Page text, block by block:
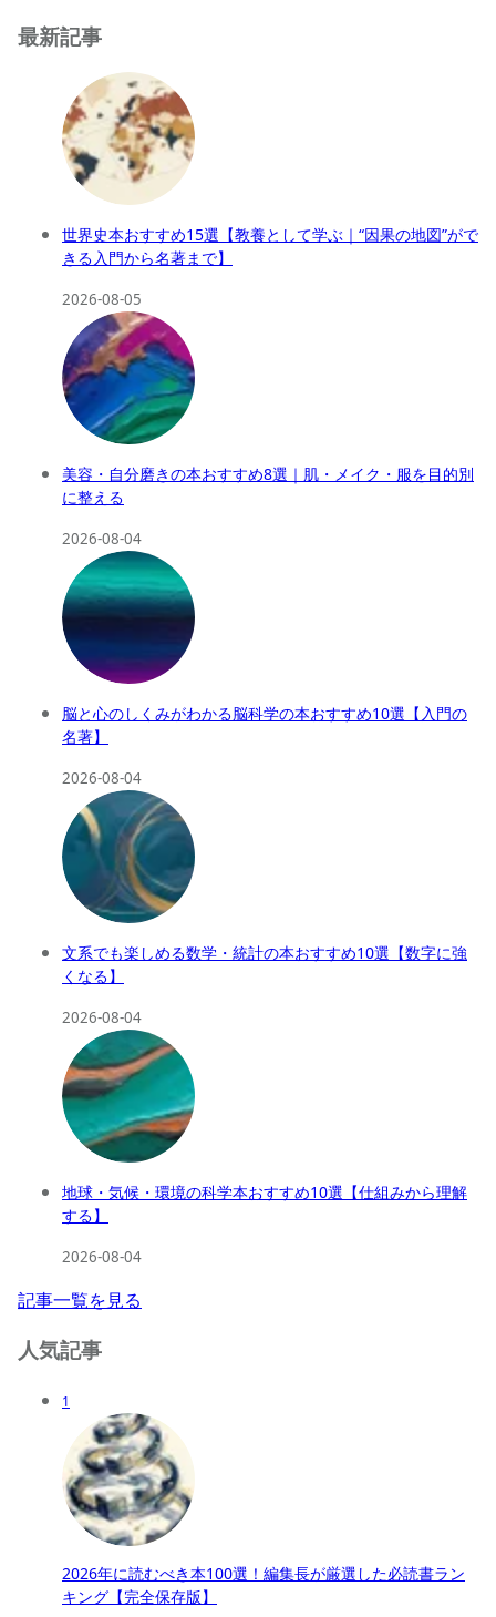
最新記事
世界史本おすすめ15選【教養として学ぶ｜“因果の地図”がで
きる入門から名著まで】
2026-08-05
美容・自分磨きの本おすすめ8選｜肌・メイク・服を目的別
に整える
2026-08-04
脳と心のしくみがわかる脳科学の本おすすめ10選【入門の
名著】
2026-08-04
文系でも楽しめる数学・統計の本おすすめ10選【数字に強
くなる】
2026-08-04
地球・気候・環境の科学本おすすめ10選【仕組みから理解
する】
2026-08-04
記事一覧を見る
人気記事
1
2026年に読むべき本100選！編集長が厳選した必読書ラン
キング【完全保存版】